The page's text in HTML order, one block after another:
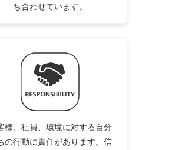
ち合わせています。
様、社員、環境に対する自分
の行動に責任があります。信